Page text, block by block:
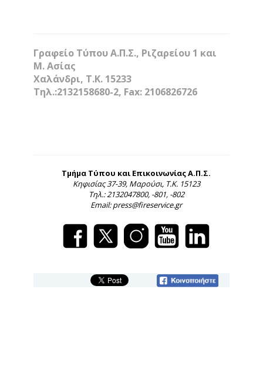
Γραφείο Τύπου Α.Π.Σ., Ριζαρείου 1 και
Μ. Ασίας
Χαλάνδρι, Τ.Κ. 15233
Τηλ.:2132158680-2, Fax: 2106826726
Τμήμα Τύπου και Επικοινωνίας Α.Π.Σ.
Κηφισίας 37-39, Μαρούσι, Τ.Κ. 15123
Τηλ.: 2132047800, -801, -802
Email: press@fireservice.gr